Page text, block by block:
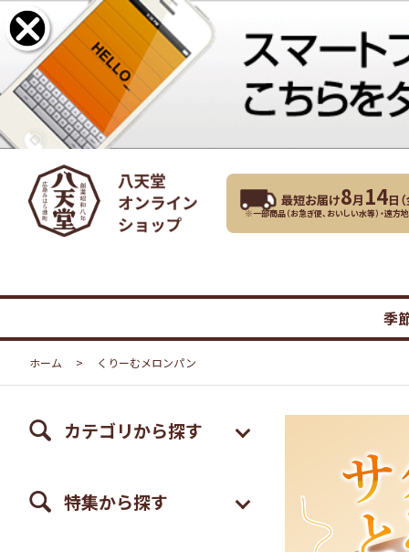
最短お届け8月 14日（
※一部商品（お急ぎ便、おいしい水等）・遠方
季
ホーム > くりーむメロンパン
カテゴリから探す
特集から探す